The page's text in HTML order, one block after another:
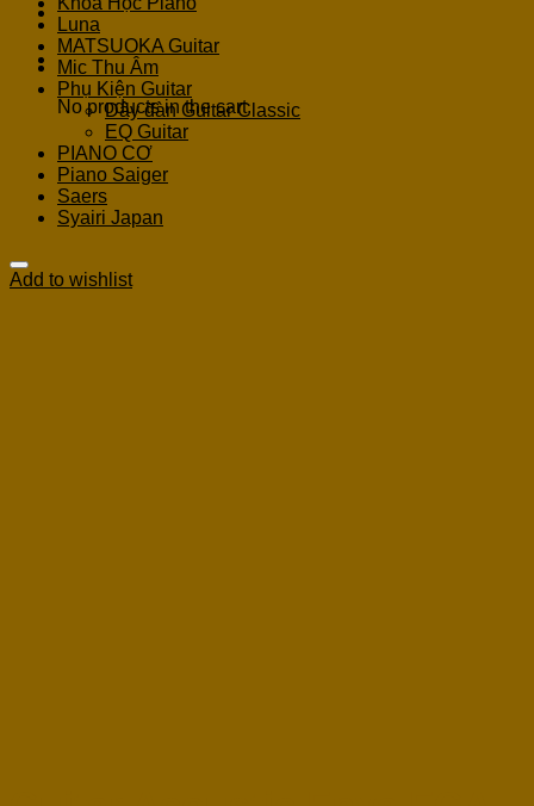
Cart
No products in the cart.
Luna
MATSUOKA Guitar
Mic Thu Âm
Phụ Kiện Guitar
Dây đàn Guitar Classic
EQ Guitar
PIANO CƠ
Piano Saiger
Saers
Syairi Japan
Add to wishlist